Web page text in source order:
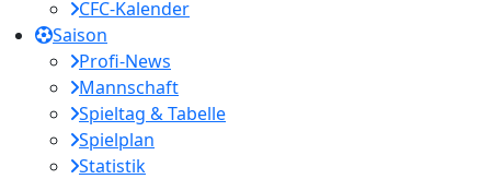
CFC-Kalender
Saison
Profi-News
Mannschaft
Spieltag & Tabelle
Spielplan
Statistik